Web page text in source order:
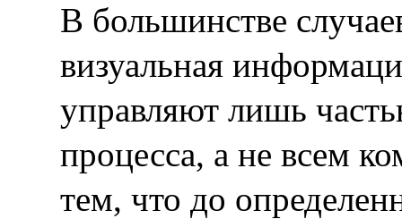
В большинстве
визуальная
управляют лишь
процесса, а не всем
тем, что до